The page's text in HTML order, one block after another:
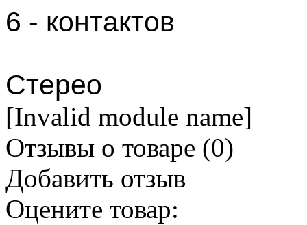
6 - контактов
Стерео
[Invalid module name]
Отзывы о товаре (0)
Добавить отзыв
Оцените товар: